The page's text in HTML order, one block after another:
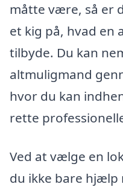
måtte være, så er
et kig på, hvad en
tilbyde. Du kan
altmuligmand
hvor du kan
rette
Ved at vælge en
du ikke bare hjælp